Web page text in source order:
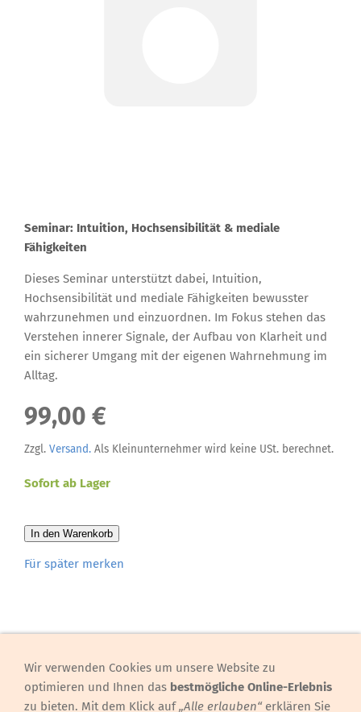
Seminar: Intuition, Hochsensibilität & mediale
Fähigkeiten
Dieses Seminar unterstützt dabei, Intuition,
Hochsensibilität und mediale Fähigkeiten bewusster
wahrzunehmen und einzuordnen. Im Fokus stehen das
Verstehen innerer Signale, der Aufbau von Klarheit und
ein sicherer Umgang mit der eigenen Wahrnehmung im
Alltag.
99,00 €
Zzgl. Versand. Als Kleinunternehmer wird keine USt. berechnet.
Sofort ab Lager
In den Warenkorb
Für später merken
Preise/Sozialtarif
Wir verwenden Cookies um unsere Website zu
optimieren und Ihnen das bestmögliche Online-Erlebnis
zu bieten. Mit dem Klick auf„Alle erlauben“erklären Sie